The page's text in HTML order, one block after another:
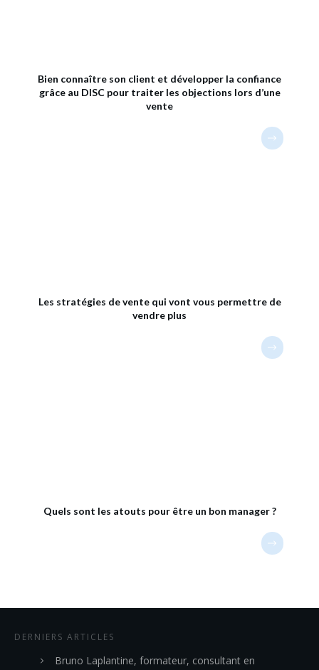
Bien connaître son client et développer la confiance
grâce au DISC pour traiter les objections lors d’une
vente
Les stratégies de vente qui vont vous permettre de
vendre plus
Quels sont les atouts pour être un bon manager ?
DERNIERS ARTICLES
Bruno Laplantine, formateur, consultant en